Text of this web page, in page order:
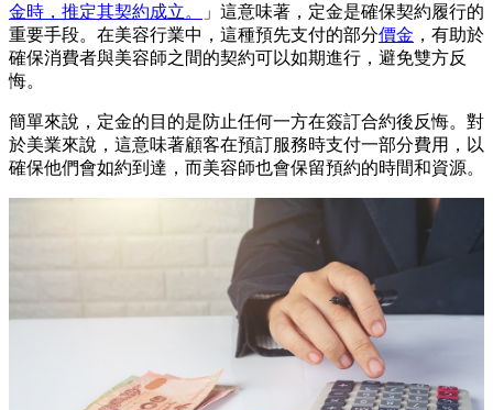
金時，推定其契約成立。
」這意味著，定金是確保契約履行的
重要手段。在美容行業中，這種預先支付的部分價金 ，有助於
確保消費者與美容師之間的契約可以如期進行，避免雙方反
悔。
簡單來說，定金的目的是防止任何一方在簽訂合約後反悔。對
於美業來說，這意味著顧客在預訂服務時支付一部分費用，以
確保他們會如約到達，而美容師也會保留預約的時間和資源。